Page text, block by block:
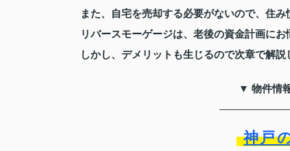
また、自宅を売却する必要がないので、住
リバースモーゲージは、老後の資金計画にお
しかし、デメリットも生じるので次章で解説
▼ 物件情
神戸